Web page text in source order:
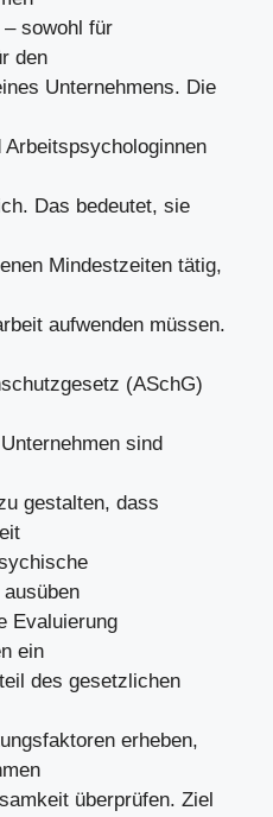
sowohl für
den
Unternehmens. Die
Das bedeutet, sie
Mindestzeiten tätig,
aufwenden müssen.
(ASchG)
sind
gestalten, dass
Evaluierung
ein
des gesetzlichen
erheben,
überprüfen. Ziel